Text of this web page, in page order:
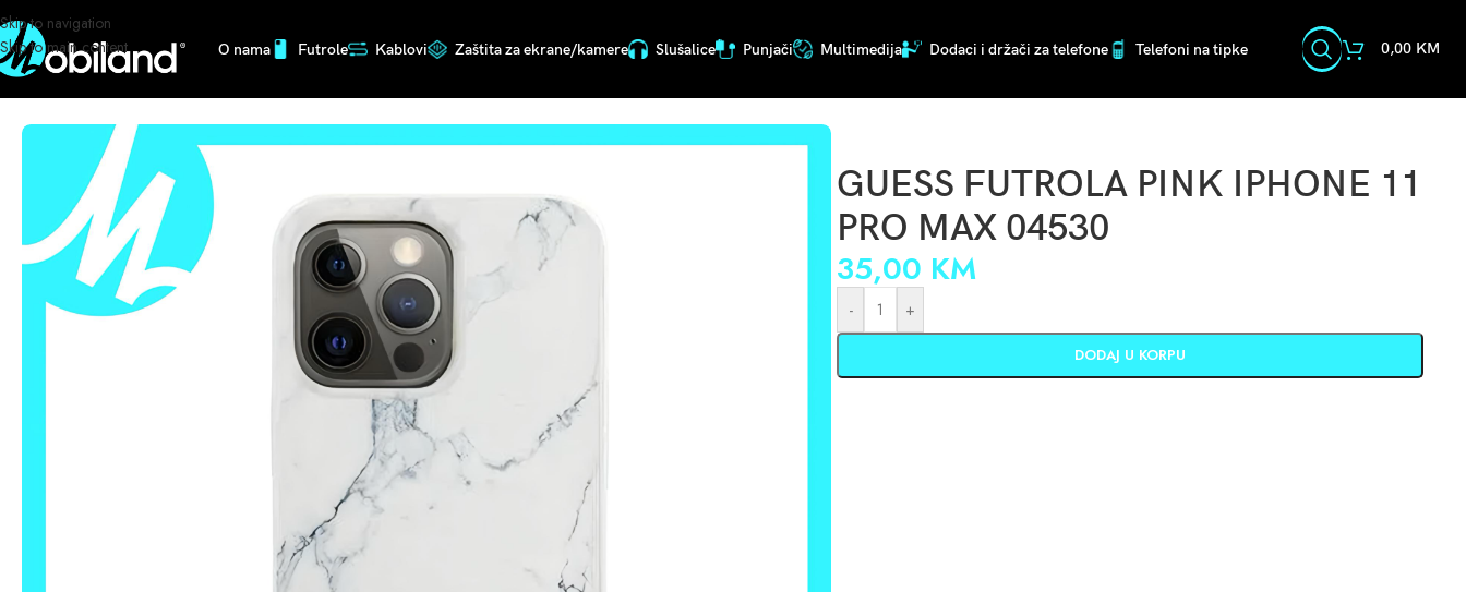
Skip to navigation
Skip to main content
O nama Futrole Kablovi Zaštita za ekrane/kamere Slušalice Punjači Multimedija Dodaci i držači za telefone Telefoni na tipke 0,00 KM
Početna/Futrole/ Ukrasne/GUESS FUTROLA PINK IPHONE 11 PRO MAX 04530
GUESS FUTROLA PINK IPHONE 11
PRO MAX 04530
35,00 KM
- +
DODAJ U KORPU